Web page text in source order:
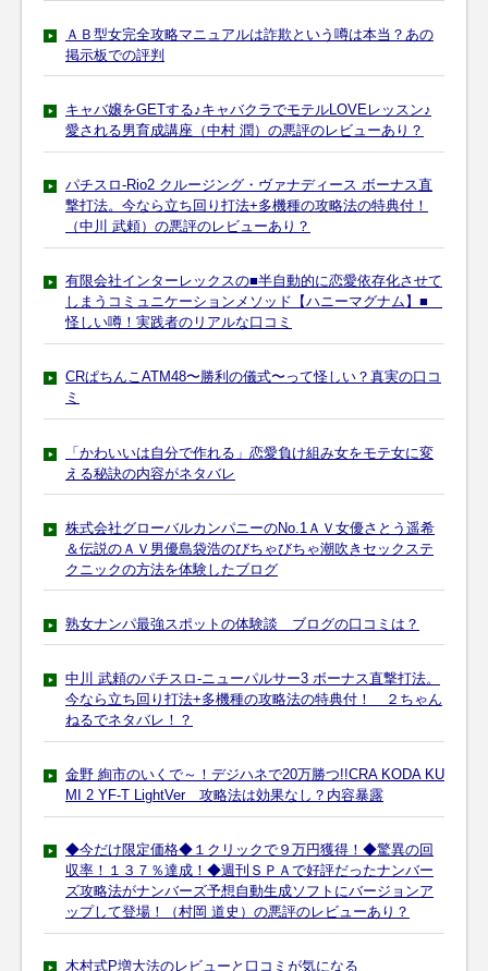
ＡＢ型女完全攻略マニュアルは詐欺という噂は本当？あの
掲示板での評判
キャバ嬢をGETする♪キャバクラでモテルLOVEレッスン♪
愛される男育成講座（中村 潤）の悪評のレビューあり？
パチスロ-Rio2 クルージング・ヴァナディース ボーナス直
撃打法。今なら立ち回り打法+多機種の攻略法の特典付！
（中川 武頼）の悪評のレビューあり？
有限会社インターレックスの■半自動的に恋愛依存化させて
しまうコミュニケーションメソッド【ハニーマグナム】■
怪しい噂！実践者のリアルな口コミ
CRぱちんこATM48〜勝利の儀式〜って怪しい？真実の口コ
ミ
「かわいいは自分で作れる」恋愛負け組み女をモテ女に変
える秘訣の内容がネタバレ
株式会社グローバルカンパニーのNo.1ＡＶ女優さとう遥希
＆伝説のＡＶ男優島袋浩のびちゃびちゃ潮吹きセックステ
クニックの方法を体験したブログ
熟女ナンパ最強スポットの体験談 ブログの口コミは？
中川 武頼のパチスロ-ニューパルサー3 ボーナス直撃打法。
今なら立ち回り打法+多機種の攻略法の特典付！ ２ちゃん
ねるでネタバレ！？
金野 絢市のいくで～！デジハネで20万勝つ!!CRA KODA KU
MI 2 YF-T LightVer 攻略法は効果なし？内容暴露
◆今だけ限定価格◆１クリックで９万円獲得！◆驚異の回
収率！１３７％達成！◆週刊ＳＰＡで好評だったナンバー
ズ攻略法がナンバーズ予想自動生成ソフトにバージョンア
ップして登場！（村岡 道史）の悪評のレビューあり？
木村式P増大法のレビューと口コミが気になる